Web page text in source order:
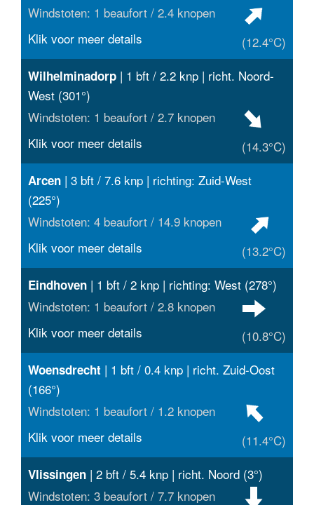
Windstoten: 1 beaufort / 2.4 knopen
(12.4°C)
Klik voor meer details
Wilhelminadorp | 1 bft / 2.2 knp | richt. Noord-
West (301°)
Windstoten: 1 beaufort / 2.7 knopen
(14.3°C)
Klik voor meer details
Arcen | 3 bft / 7.6 knp | richting: Zuid-West
(225°)
Windstoten: 4 beaufort / 14.9 knopen
(13.2°C)
Klik voor meer details
Eindhoven | 1 bft / 2 knp | richting: West (278°)
Windstoten: 1 beaufort / 2.8 knopen
(10.8°C)
Klik voor meer details
Woensdrecht | 1 bft / 0.4 knp | richt. Zuid-Oost
(166°)
Windstoten: 1 beaufort / 1.2 knopen
(11.4°C)
Klik voor meer details
Vlissingen | 2 bft / 5.4 knp | richt. Noord (3°)
Windstoten: 3 beaufort / 7.7 knopen